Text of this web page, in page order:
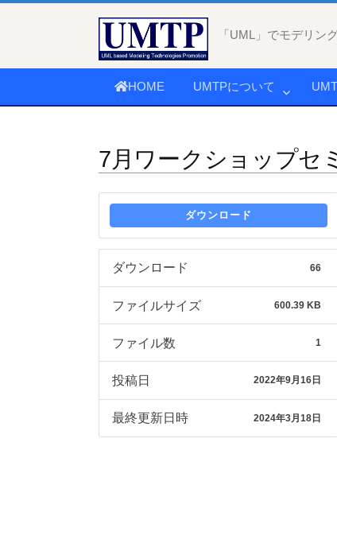
「UML」でモデリン
HOME UMTPについて
7月ワークショップセ
ダウンロード
ダウンロード 66
ファイルサイズ 600.39 KB
ファイル数 1
投稿日 2022年9月16日
最終更新日時 2024年3月18日